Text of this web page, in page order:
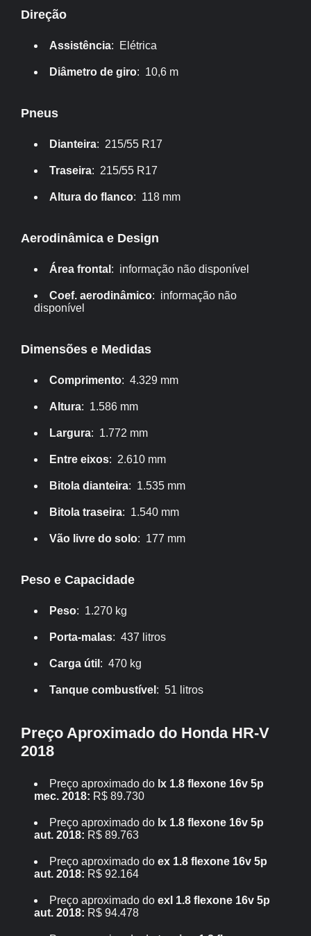
Direção
Assistência: Elétrica
Diâmetro de giro: 10,6 m
Pneus
Dianteira: 215/55 R17
Traseira: 215/55 R17
Altura do flanco: 118 mm
Aerodinâmica e Design
Área frontal : informação não disponível
Coef. aerodinâmico: informação não
disponível
Dimensões e Medidas
Comprimento: 4.329 mm
Altura: 1.586 mm
Largura: 1.772 mm
Entre eixos: 2.610 mm
Bitola dianteira: 1.535 mm
Bitola traseira: 1.540 mm
Vão livre do solo: 177 mm
Peso e Capacidade
Peso: 1.270 kg
Porta-malas: 437 litros
Carga útil : 470 kg
Tanque combustível : 51 litros
Preço Aproximado do Honda HR-V
2018
Preço aproximado do lx 1.8 flexone 16v 5p
mec. 2018: R$ 89.730
Preço aproximado do lx 1.8 flexone 16v 5p
aut. 2018: R$ 89.763
Preço aproximado doex 1.8 flexone 16v 5p
aut. 2018: R$ 92.164
Preço aproximado doexl 1.8 flexone 16v 5p
aut. 2018: R$ 94.478